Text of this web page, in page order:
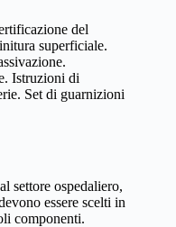
del
superficiale.
Istruzioni di
Set di guarnizioni
settore ospedaliero,
essere scelti in
componenti.